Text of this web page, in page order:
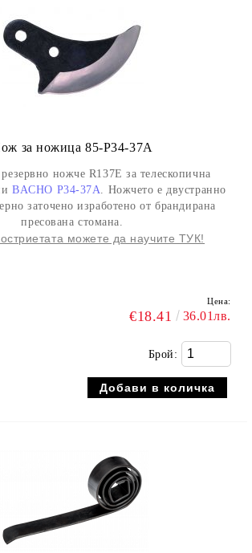
за ножица 85-P34-37A
ножче R137E за телескопична
BACHO P34-37A. Ножчето е двустранно
заточено изработено от брандирана
пресована стомана.
можете да научите ТУК!
Цена:
€18.41 36.01лв.
Брой: